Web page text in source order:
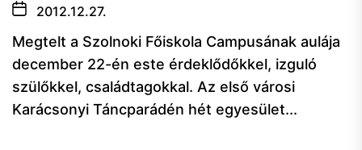
2012.12.27.
Megtelt a Szolnoki Főiskola Campusának aulája
december 22-én este érdeklődőkkel, izguló
szülőkkel, családtagokkal. Az első városi
Karácsonyi Táncparádén hét egyesület...